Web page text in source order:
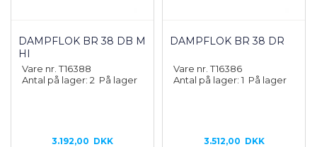
DAMPFLOK BR 38 DB M
HI
Vare nr. T16388
Antal på lager: 2 På lager
3.192,00 DKK
DAMPFLOK BR 38 DR
Vare nr. T16386
Antal på lager: 1 På lager
3.512,00 DKK